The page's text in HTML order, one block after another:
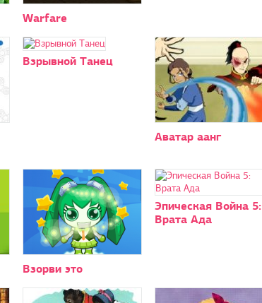
Warfare
Взрывной Танец
Аватар аанг
Взорви это
Эпическая Война 5:
Врата Ада